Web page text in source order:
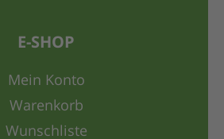
E-SHOP
Mein Konto
Warenkorb
Wunschliste